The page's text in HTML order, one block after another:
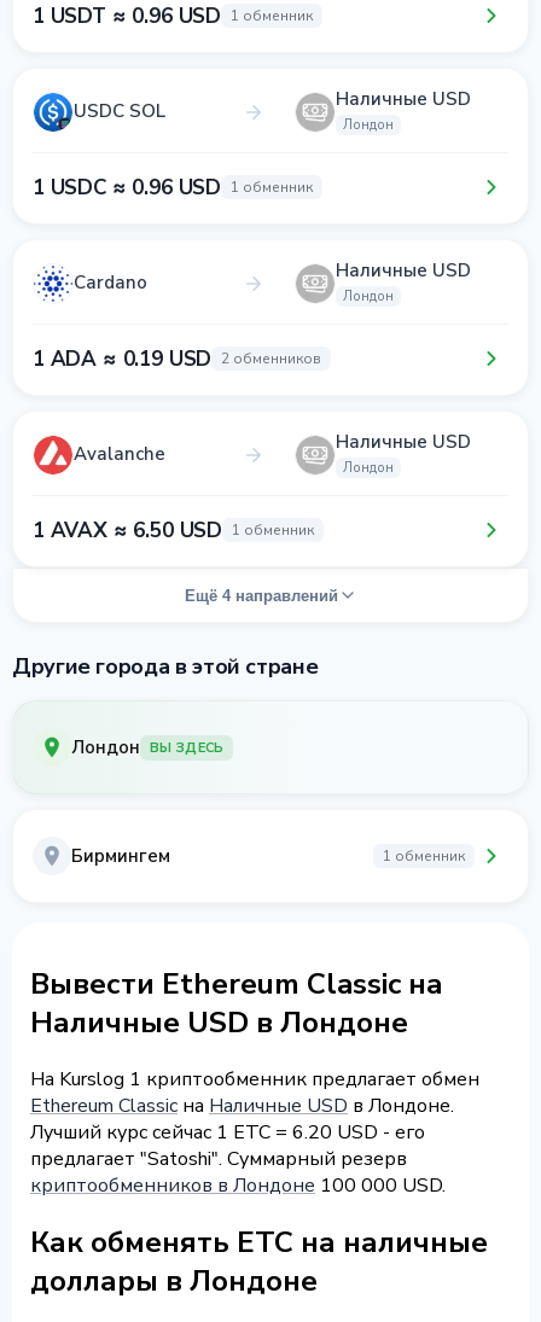
1 USDT ≈ 0.96 USD 1 обменник
USDC SOL Наличные USD
Лондон
1 USDC ≈ 0.96 USD 1 обменник
Cardano Наличные USD
Лондон
1 ADA ≈ 0.19 USD 2 обменников
Avalanche Наличные USD
Лондон
1 AVAX ≈ 6.50 USD 1 обменник
Ещё 4 направлений
Другие города в этой стране
Лондон ВЫ ЗДЕСЬ
Бирмингем 1 обменник
Вывести Ethereum Classic на
Наличные USD в Лондоне
На Kurslog 1 криптообменник предлагает обмен
Ethereum Classic на Наличные USD в Лондоне.
Лучший курс сейчас 1 ETC = 6.20 USD - его
предлагает "Satoshi". Суммарный резерв
криптообменников в Лондоне 100 000 USD.
Как обменять ETC на наличные
доллары в Лондоне